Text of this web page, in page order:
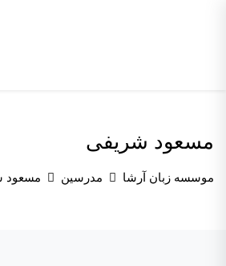
مسعود شریفی
موسسه زبان آرشا مدرسین مسعود